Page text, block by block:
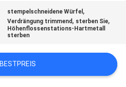
stempelschneidene Würfel ,
Verdrängung trimmend , sterben Sie,
Höhenflossenstations-Hartmetall
sterben
BESTPREIS